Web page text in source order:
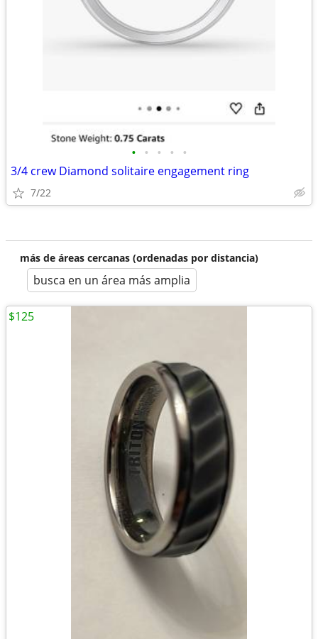
• • • • •
3/4 crew Diamond solitaire engagement ring
7/22
más de áreas cercanas (ordenadas por distancia)
busca en un área más amplia
$125